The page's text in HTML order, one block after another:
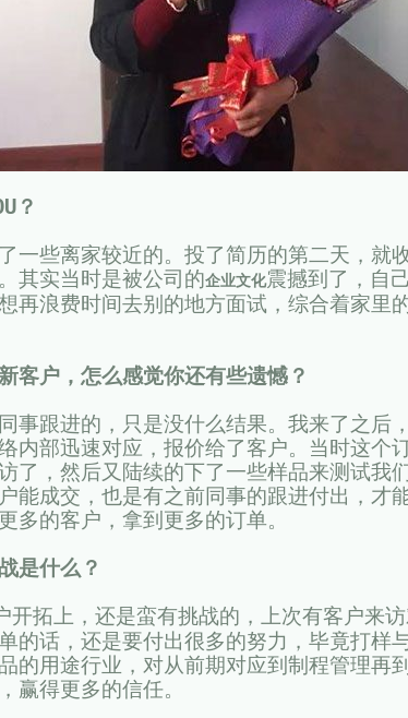
？
一些离家较近的。投了简历的第二天，就
其实当时是被公司的企业文化震撼到了，自
再浪费时间去别的地方面试，综合着家里
客户，怎么感觉你还有些遗憾？
事跟进的，只是没什么结果。我来了之后
内部迅速对应，报价给了客户。当时这个
了，然后又陆续的下了一些样品来测试我
能成交，也是有之前同事的跟进付出，才
多的客户，拿到更多的订单。
是什么？
开拓上，还是蛮有挑战的，上次有客户来
的话，还是要付出很多的努力，毕竟打样
的用途行业，对从前期对应到制程管理再
赢得更多的信任。